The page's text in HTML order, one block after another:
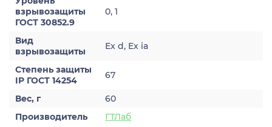
взрывозащиты
ГОСТ 30852.9
0, 1
Вид
взрывозащиты
Ex d, Ex ia
Степень защиты
IP ГОСТ 14254
67
Вес, г
60
Производитель
ГТЛаб